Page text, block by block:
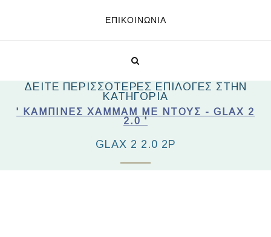
ΕΠΙΚΟΙΝΩΝΊΑ
ΔΕΙΤΕ ΠΕΡΙΣΣΟΤΕΡΕΣ ΕΠΙΛΟΓΕΣ ΣΤΗΝ
ΚΑΤΗΓΟΡΙΑ
' ΚΑΜΠΙΝΕΣ ΧΑΜΜΑΜ ΜΕ ΝΤΟΥΣ - GLAX 2
2.0 '
GLAX 2 2.0 2P